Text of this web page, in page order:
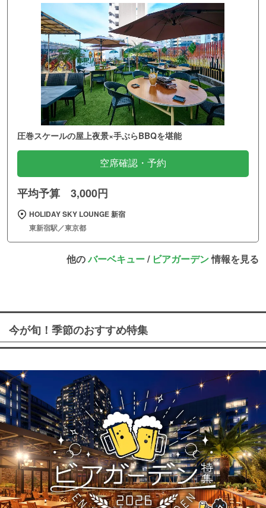
圧巻スケールの屋上夜景×手ぶらBBQを堪能
空席確認・予約
平均予算 3,000円
HOLIDAY SKY LOUNGE 新宿
東新宿駅／東京都
他のバーベキュー/ ビアガーデン情報を見る
今が旬！季節のおすすめ特集